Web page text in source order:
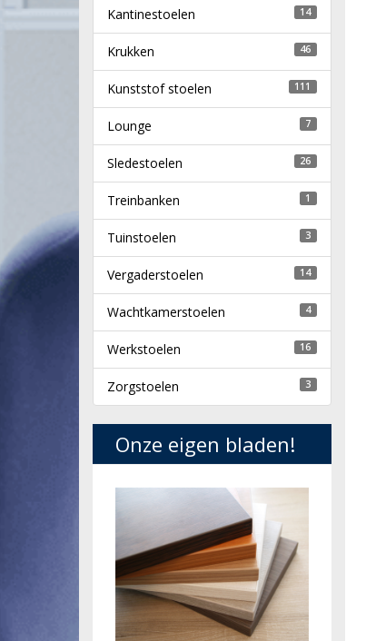
Kantinestoelen 14
Krukken 46
Kunststof stoelen 111
Lounge 7
Sledestoelen 26
Treinbanken 1
Tuinstoelen 3
Vergaderstoelen 14
Wachtkamerstoelen 4
Werkstoelen 16
Zorgstoelen 3
Onze eigen bladen!